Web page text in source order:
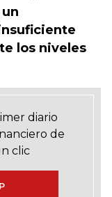
los niveles
diario
de
clic